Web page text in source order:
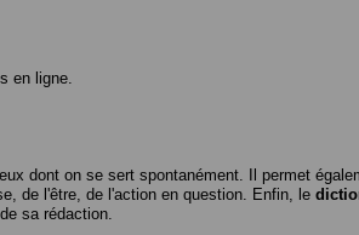
en ligne.
dont on se sert spontanément. Il permet
de l'être, de l'action en question. Enfin, le
sa rédaction.